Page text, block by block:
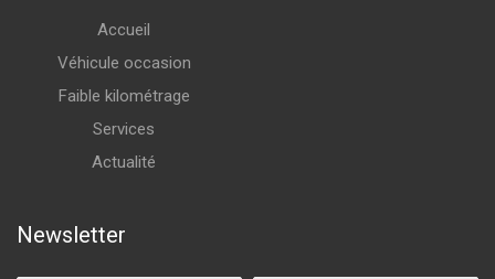
Accueil
Véhicule occasion
Faible kilométrage
Services
Actualité
Newsletter